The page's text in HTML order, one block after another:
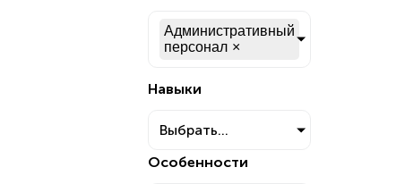
Административный
персонал ×
Навыки
Выбрать...
Особенности